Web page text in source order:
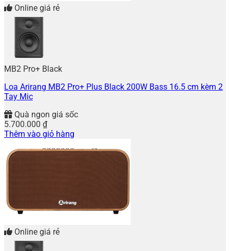
Online giá rẻ
MB2 Pro+ Black
Loa Arirang MB2 Pro+ Plus Black 200W Bass 16.5 cm kèm 2
Tay Mic
Quà ngon giá sốc
5.700.000 ₫
Thêm vào giỏ hàng
Online giá rẻ